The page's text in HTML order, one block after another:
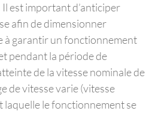
est important d’anticiper
afin de dimensionner
à garantir un fonctionnement
pendant la période de
de la vitesse nominale de
de vitesse varie (vitesse
laquelle le fonctionnement se